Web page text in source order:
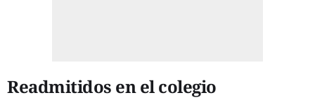
Readmitidos en el colegio